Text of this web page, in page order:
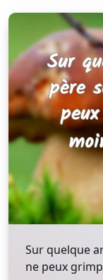
Sur quelque
ne peux